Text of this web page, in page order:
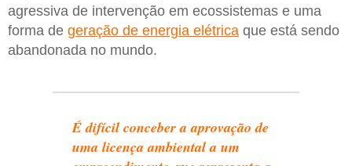
agressiva de intervenção em ecossistemas e uma
forma de geração de energia elétrica que está sendo
abandonada no mundo.
É difícil conceber a aprovação de
uma licença ambiental a um